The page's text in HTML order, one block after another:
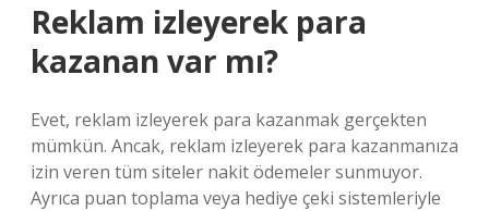
Reklam izleyerek para
kazanan var mı?
Evet, reklam izleyerek para kazanmak gerçekten
mümkün. Ancak, reklam izleyerek para kazanmanıza
izin veren tüm siteler nakit ödemeler sunmuyor.
Ayrıca puan toplama veya hediye çeki sistemleriyle